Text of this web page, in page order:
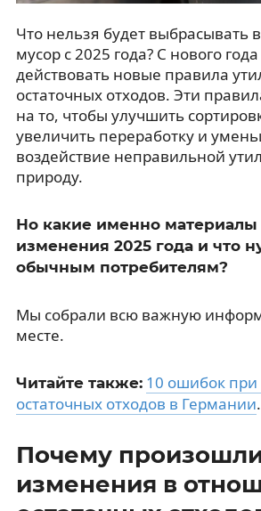
Что нельзя будет выбрасывать
мусор с 2025 года? С нового
действовать новые правила
остаточных отходов. Эти
на то, чтобы улучшить
увеличить переработку и
воздействие неправильной
природу.
Но какие именно
изменения 2025 года и что
обычным потребителям?
Мы собрали всю важную
месте.
Читайте также: 10 ошибок при
остаточных отходов в Германии.
Почему
изменения в